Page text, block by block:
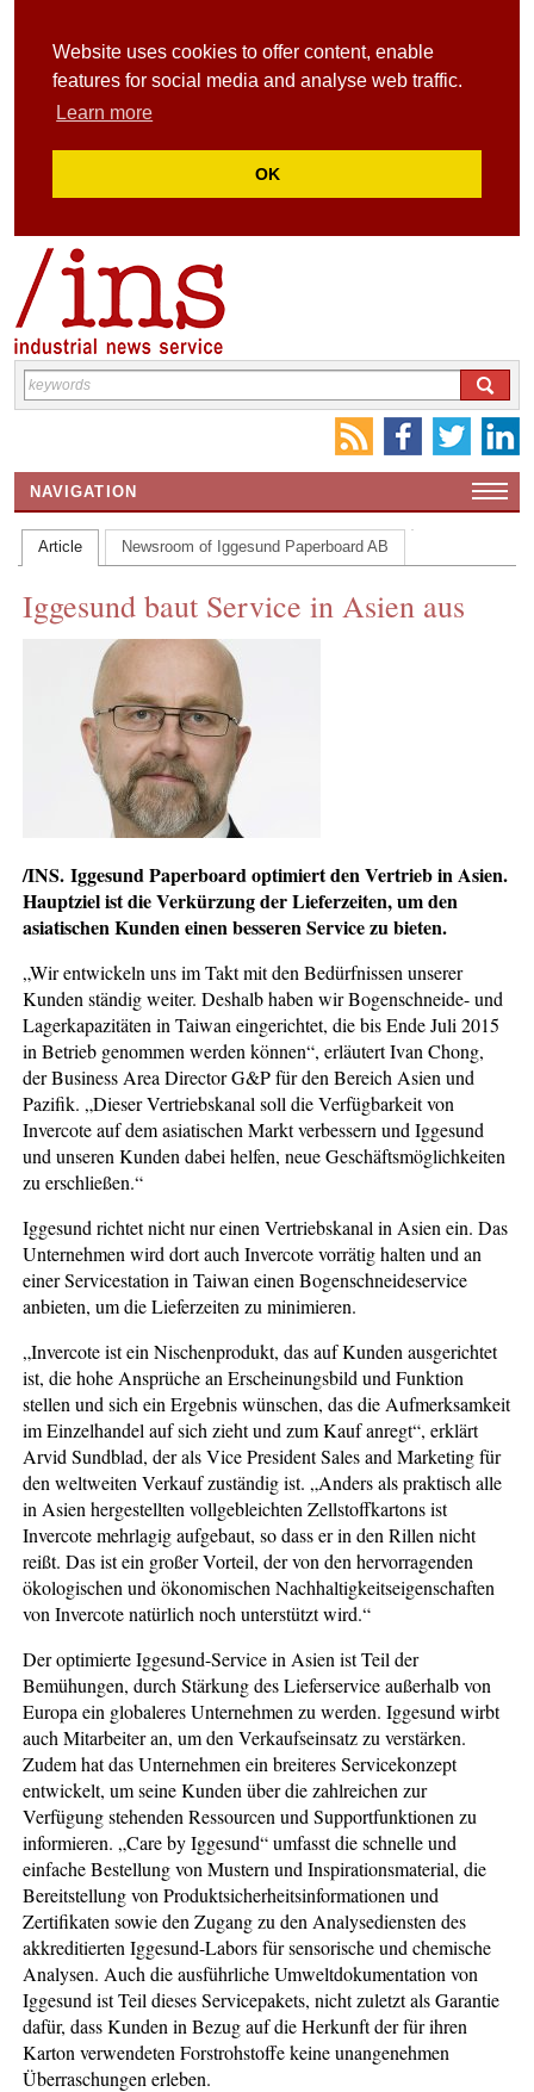
Website uses cookies to offer content, enable
features for social media and analyse web traffic.
Learn more
OK
NAVIGATION
HOME
CONTACT US
INS MAIN WEBSITE
Article Newsroom of Iggesund Paperboard AB
Iggesund baut Service in Asien aus
/INS. Iggesund Paperboard optimiert den Vertrieb in Asien.
Hauptziel ist die Verkürzung der Lieferzeiten, um den
asiatischen Kunden einen besseren Service zu bieten.
„Wir entwickeln uns im Takt mit den Bedürfnissen unserer
Kunden ständig weiter. Deshalb haben wir Bogenschneide- und
Lagerkapazitäten in Taiwan eingerichtet, die bis Ende Juli 2015
in Betrieb genommen werden können“, erläutert Ivan Chong,
der Business Area Director G&P für den Bereich Asien und
Pazifik. „Dieser Vertriebskanal soll die Verfügbarkeit von
Invercote auf dem asiatischen Markt verbessern und Iggesund
und unseren Kunden dabei helfen, neue Geschäftsmöglichkeiten
zu erschließen.“
Iggesund richtet nicht nur einen Vertriebskanal in Asien ein. Das
Unternehmen wird dort auch Invercote vorrätig halten und an
einer Servicestation in Taiwan einen Bogenschneideservice
anbieten, um die Lieferzeiten zu minimieren.
„Invercote ist ein Nischenprodukt, das auf Kunden ausgerichtet
ist, die hohe Ansprüche an Erscheinungsbild und Funktion
stellen und sich ein Ergebnis wünschen, das die Aufmerksamkeit
im Einzelhandel auf sich zieht und zum Kauf anregt“, erklärt
Arvid Sundblad, der als Vice President Sales and Marketing für
den weltweiten Verkauf zuständig ist. „Anders als praktisch alle
in Asien hergestellten vollgebleichten Zellstoffkartons ist
Invercote mehrlagig aufgebaut, so dass er in den Rillen nicht
reißt. Das ist ein großer Vorteil, der von den hervorragenden
ökologischen und ökonomischen Nachhaltigkeitseigenschaften
von Invercote natürlich noch unterstützt wird.“
Der optimierte Iggesund-Service in Asien ist Teil der
Bemühungen, durch Stärkung des Lieferservice außerhalb von
Europa ein globaleres Unternehmen zu werden. Iggesund wirbt
auch Mitarbeiter an, um den Verkaufseinsatz zu verstärken.
Zudem hat das Unternehmen ein breiteres Servicekonzept
entwickelt, um seine Kunden über die zahlreichen zur
Verfügung stehenden Ressourcen und Supportfunktionen zu
informieren. „Care by Iggesund“ umfasst die schnelle und
einfache Bestellung von Mustern und Inspirationsmaterial, die
Bereitstellung von Produktsicherheitsinformationen und
Zertifikaten sowie den Zugang zu den Analysediensten des
akkreditierten Iggesund-Labors für sensorische und chemische
Analysen. Auch die ausführliche Umweltdokumentation von
Iggesund ist Teil dieses Servicepakets, nicht zuletzt als Garantie
dafür, dass Kunden in Bezug auf die Herkunft der für ihren
Karton verwendeten Forstrohstoffe keine unangenehmen
Überraschungen erleben.